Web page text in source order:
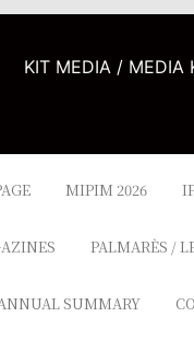
KIT MEDIA / MEDIA
MIPIM 2026
PALMARÈS /
SUMMARY